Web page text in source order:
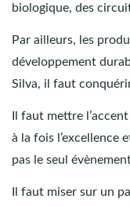
biologique, des
Par ailleurs, les
développement
Silva, il faut
Il faut mettre
à la fois l’excellence
pas le seul
Il faut miser sur un